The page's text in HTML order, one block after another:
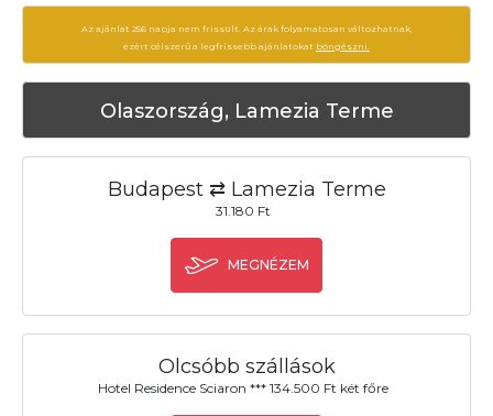
Az ajánlat 256 napja nem frissült. Az árak folyamatosan változhatnak,
ezért célszerű a legfrissebb ajánlatokat böngészni.
Olaszország, Lamezia Terme
Budapest ⇄ Lamezia Terme
31.180 Ft
MEGNÉZEM
Olcsóbb szállások
Hotel Residence Sciaron *** 134.500 Ft két főre